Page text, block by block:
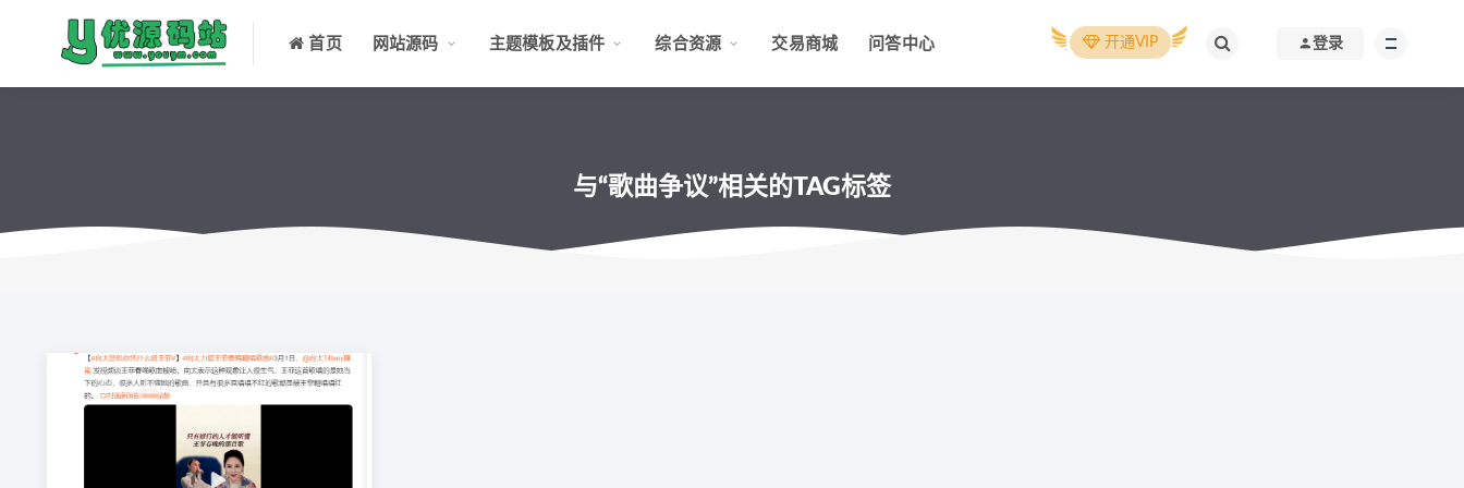
首页 网站源码 主题模板及插件 综合资源 交易商城 问答中心 开通VIP 登录
与“歌曲争议”相关的TAG标签